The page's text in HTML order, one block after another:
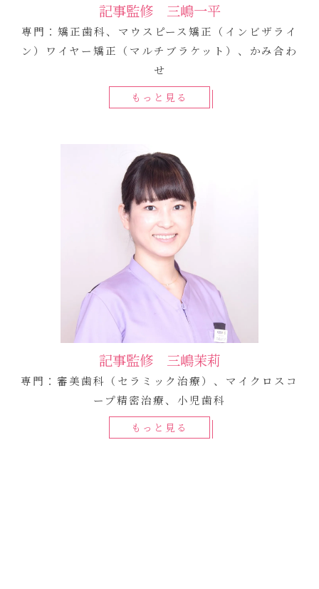
記事監修 三嶋一平
専門：矯正歯科、マウスピース矯正（インビザライ
ン）ワイヤー矯正（マルチブラケット）、かみ合わ
せ
もっと見る
記事監修 三嶋茉莉
専門：審美歯科（セラミック治療）、マイクロスコ
ープ精密治療、小児歯科
もっと見る